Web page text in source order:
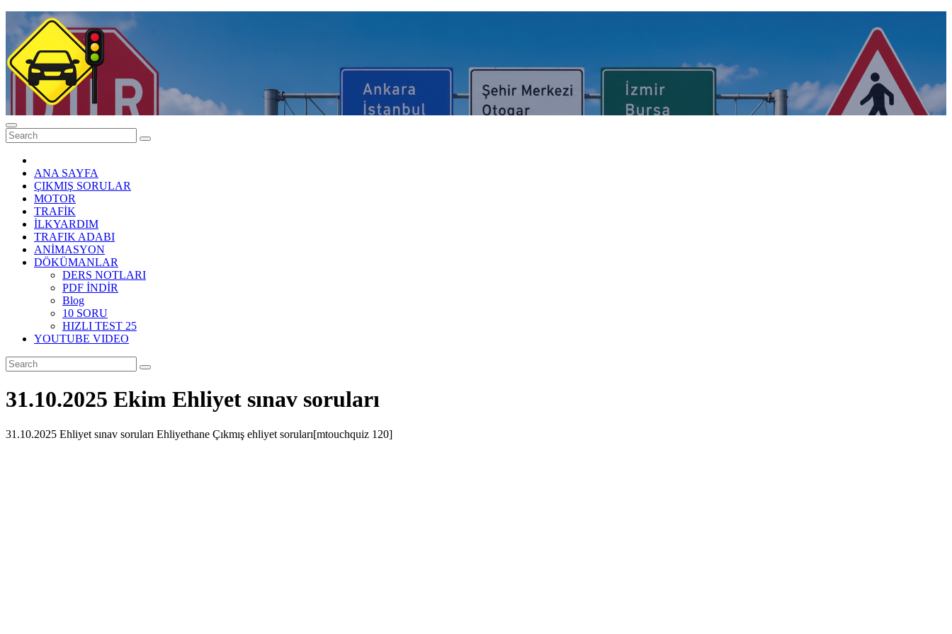
content
Ehliyet Sınav Soruları 2026 -Ehliyethane
ANA SAYFA
ÇIKMIŞ SORULAR
MOTOR
TRAFİK
İLKYARDIM
TRAFIK ADABI
ANİMASYON
DÖKÜMANLAR
DERS NOTLARI
PDF İNDİR
Blog
10 SORU
HIZLI TEST 25
YOUTUBE VIDEO
31.10.2025 Ekim Ehliyet sınav soruları
31.10.2025 Ehliyet sınav soruları Ehliyethane Çıkmış ehliyet soruları[mtouchquiz 120]